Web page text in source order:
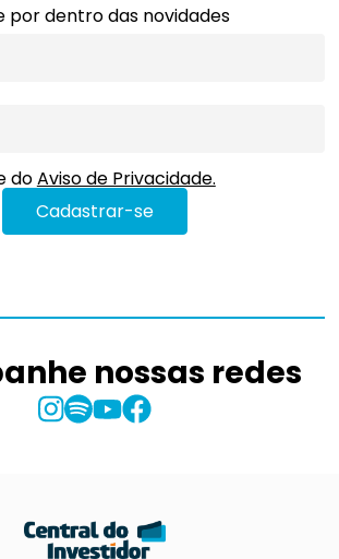
por dentro das novidades
doAviso de Privacidade.
nossas redes